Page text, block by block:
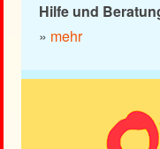
Hilfe und
» mehr